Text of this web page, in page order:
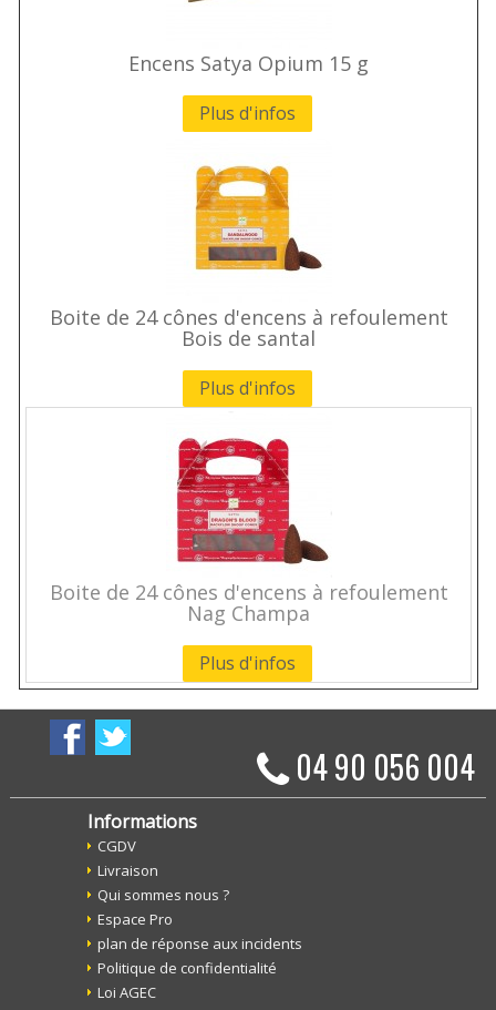
Encens Satya Opium 15 g
Plus d'infos
Boite de 24 cônes d'encens à refoulement
Bois de santal
Plus d'infos
Boite de 24 cônes d'encens à refoulement
Nag Champa
Plus d'infos
04 90 056 004
Informations
CGDV
Livraison
Qui sommes nous ?
Espace Pro
plan de réponse aux incidents
Politique de confidentialité
Loi AGEC